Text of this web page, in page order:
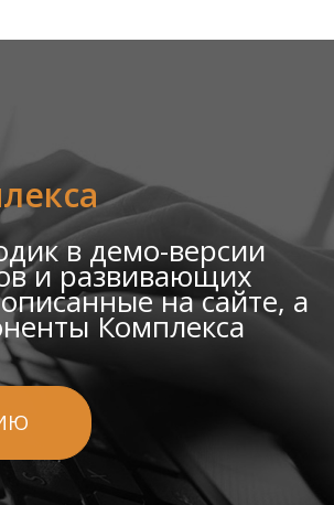
в демо-версии
и развивающих
на сайте, а
Комплекса